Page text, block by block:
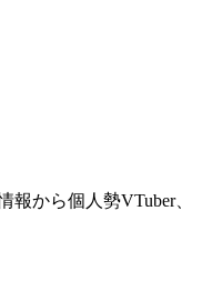
報から個人勢VTuber、